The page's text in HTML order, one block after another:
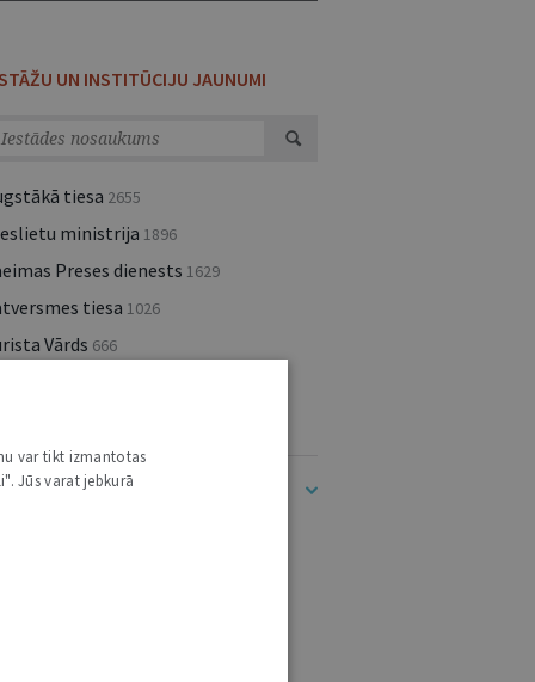
UN INSTITŪCIJU JAUNUMI
tiesa 2655
ministrija 1896
Preses dienests 1629
tiesa 1026
Vārds 666
visu (283)
var tikt izmantotas
Jūs varat jebkurā